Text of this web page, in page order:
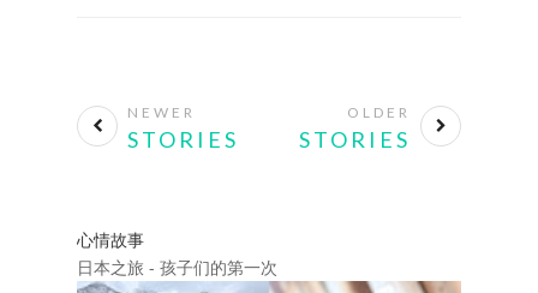
NEWER
STORIES
OLDER
STORIES
心情故事
日本之旅 - 孩子们的第一次